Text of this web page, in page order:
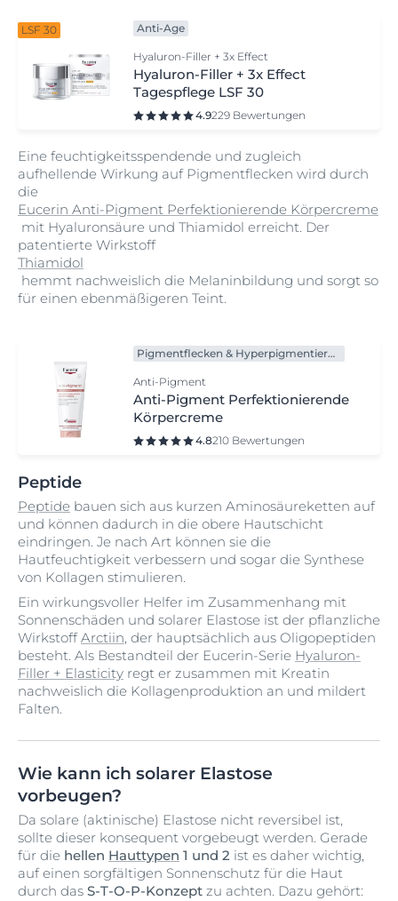
LSF 30 Anti-Age
Hyaluron-Filler + 3x Effect
Hyaluron-Filler + 3x Effect
Tagespflege LSF 30
4.9229 Bewertungen
Eine feuchtigkeitsspendende und zugleich
aufhellende Wirkung auf Pigmentflecken wird durch
die
Eucerin Anti-Pigment Perfektionierende Körpercreme
mit Hyaluronsäure und Thiamidol erreicht. Der
patentierte Wirkstoff
Thiamidol
hemmt nachweislich die Melaninbildung und sorgt so
für einen ebenmäßigeren Teint.
Pigmentflecken & Hyperpigmentierung
Anti-Pigment
Anti-Pigment Perfektionierende
Körpercreme
4.8210 Bewertungen
Peptide
Peptide bauen sich aus kurzen Aminosäureketten auf
und können dadurch in die obere Hautschicht
eindringen. Je nach Art können sie die
Hautfeuchtigkeit verbessern und sogar die Synthese
von Kollagen stimulieren.
Ein wirkungsvoller Helfer im Zusammenhang mit
Sonnenschäden und solarer Elastose ist der pflanzliche
WirkstoffArctiin, der hauptsächlich aus Oligopeptiden
besteht. Als Bestandteil der Eucerin-Serie Hyaluron-
Filler + Elasticity regt er zusammen mit Kreatin
nachweislich die Kollagenproduktion an und mildert
Falten.
Wie kann ich solarer Elastose
vorbeugen?
Da solare (aktinische) Elastose nicht reversibel ist,
sollte dieser konsequent vorgebeugt werden. Gerade
für die hellen Hauttypen 1 und 2 ist es daher wichtig,
auf einen sorgfältigen Sonnenschutz für die Haut
durch das S-T-O-P-Konzept zu achten. Dazu gehört: